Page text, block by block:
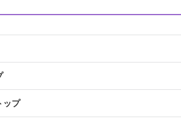
ップ